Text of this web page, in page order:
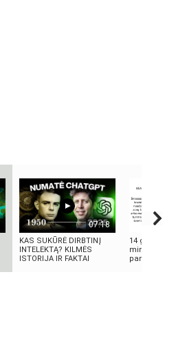
07:18
KAS SUKŪRĖ DIRBTINĮ
INTELEKTĄ? KILMĖS
ISTORIJA IR FAKTAI
14 grožio
minutės |
pamoka